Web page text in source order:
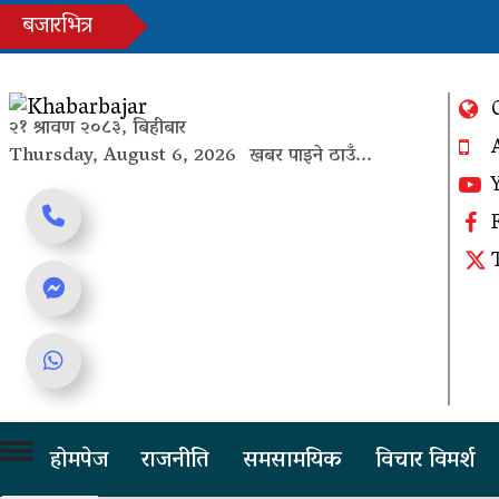
Skip
content
बजारभित्र
२१ श्रावण २०८३, बिहीबार
Thursday, August 6, 2026 खबर पाइने ठाउँ...
Online News Portal
होमपेज राजनीति समसामयिक विचार विमर्श
Trending Now
तीन